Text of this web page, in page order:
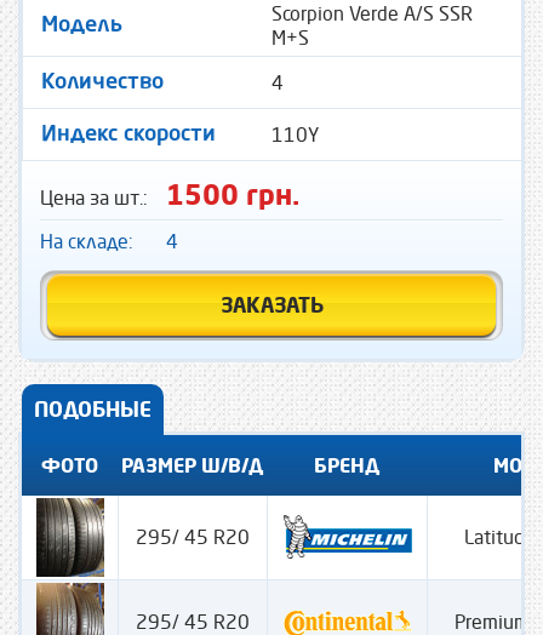
Модель
Scorpion Verde A/S SSR
M+S
Количество 4
Индекс скорости 110Y
Цена за шт.: 1500 грн.
На складе: 4
ЗАКАЗАТЬ
ПОДОБНЫЕ
ФОТО РАЗМЕР Ш/В/Д БРЕНД
295/ 45 R20 Latitude
295/ 45 R20